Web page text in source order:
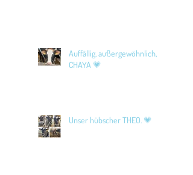
Auffällig, außergewöhnlich,
CHAYA 💗
Unser hübscher THEO. 💗